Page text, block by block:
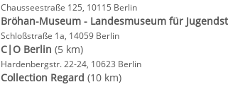
Chausseestraße 125, 10115 Berlin
Bröhan-Museum - Landesmuseum für
Schloßstraße 1a, 14059 Berlin
C|O Berlin (5 km)
Hardenbergstr. 22-24, 10623 Berlin
Collection Regard (10 km)